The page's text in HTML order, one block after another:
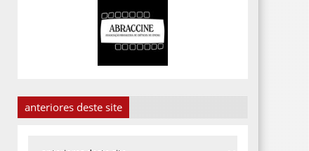
anteriores deste site